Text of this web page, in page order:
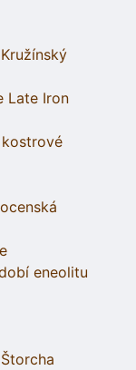
Late Iron
eneolitu